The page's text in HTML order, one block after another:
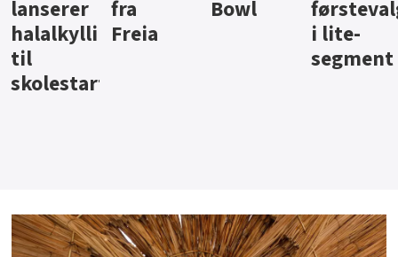
lanserer
halalkyllingpålegg
til
skolestart
fra
Freia
Bowl
i lite-
segment